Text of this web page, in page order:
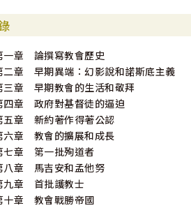
一章 論撰寫教會歷史
二章 早期異端：幻影說和諾斯底主義
三章 早期教會的生活和敬拜
四章 政府對基督徒的逼迫
五章 新約著作得著公認
六章 教會的擴展和成長
七章 第一批殉道者
八章 馬吉安和孟他努
九章 首批護教士
十章 教會戰勝帝國